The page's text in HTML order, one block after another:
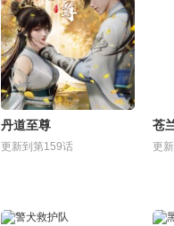
丹道至尊
更新到第159话
苍
更